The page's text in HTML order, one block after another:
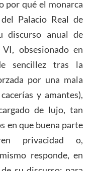
por qué el monarca
Palacio Real de
discurso anual de
obsesionado en
sencillez tras la
por una mala
y amantes),
de lujo, tan
en que buena parte
privacidad o,
responde, en